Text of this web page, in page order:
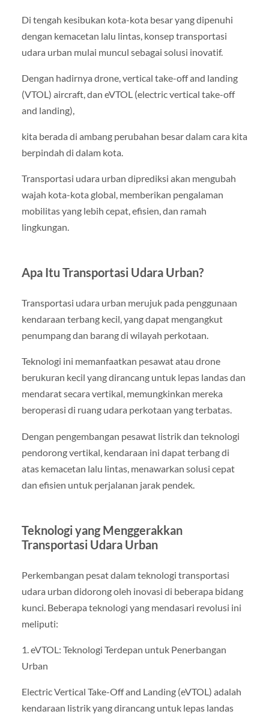
Di tengah kesibukan kota-kota besar yang dipenuhi
dengan kemacetan lalu lintas, konsep transportasi
udara urban mulai muncul sebagai solusi inovatif.
Dengan hadirnya drone, vertical take-off and landing
(VTOL) aircraft, dan eVTOL (electric vertical take-off
and landing),
kita berada di ambang perubahan besar dalam cara kita
berpindah di dalam kota.
Transportasi udara urban diprediksi akan mengubah
wajah kota-kota global, memberikan pengalaman
mobilitas yang lebih cepat, efisien, dan ramah
lingkungan.
Apa Itu Transportasi Udara Urban?
Transportasi udara urban merujuk pada penggunaan
kendaraan terbang kecil, yang dapat mengangkut
penumpang dan barang di wilayah perkotaan.
Teknologi ini memanfaatkan pesawat atau drone
berukuran kecil yang dirancang untuk lepas landas dan
mendarat secara vertikal, memungkinkan mereka
beroperasi di ruang udara perkotaan yang terbatas.
Dengan pengembangan pesawat listrik dan teknologi
pendorong vertikal, kendaraan ini dapat terbang di
atas kemacetan lalu lintas, menawarkan solusi cepat
dan efisien untuk perjalanan jarak pendek.
Teknologi yang Menggerakkan
Transportasi Udara Urban
Perkembangan pesat dalam teknologi transportasi
udara urban didorong oleh inovasi di beberapa bidang
kunci. Beberapa teknologi yang mendasari revolusi ini
meliputi:
1. eVTOL: Teknologi Terdepan untuk Penerbangan
Urban
Electric Vertical Take-Off and Landing (eVTOL) adalah
kendaraan listrik yang dirancang untuk lepas landas